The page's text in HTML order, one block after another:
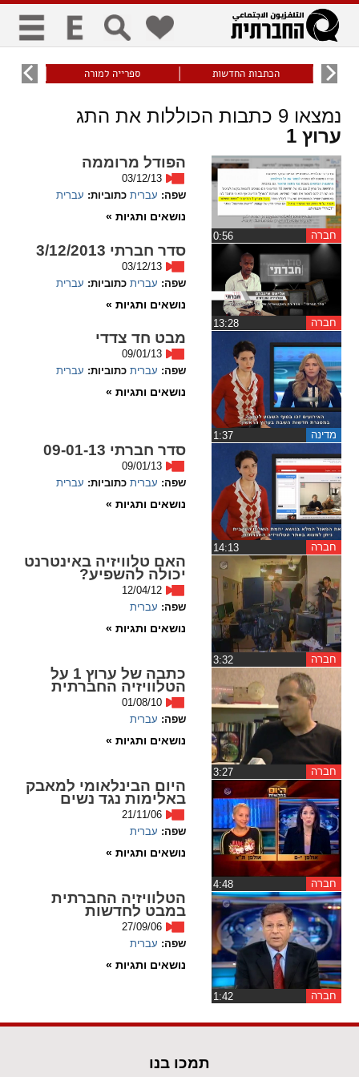
כללי
visibility_off
ביטול הבהובים
keyboard
ניווט מקלדת
title
סימון כותרות
זום
zoom_out
zoom_in
remove_circle_outline
Decrease font
add_circle_outline
Increase font
spellcheck
ניגודיות צבעים
brightness_high
ניגודיות בהירה
brightness_low
קישורים
format_underlined
קו תחתי לקישורים סימון קישורים
cached
ההגדרות
flag
השארת
משוב
הכתבות החדשות ספרייה למורה עוני
נמצאו9 כתבות הכוללות את התג
ערוץ 1
חברה
הפודל מרוממה
03/12/13
שפה: עברית כתוביות: עברית
נושאים ותגיות »
חברה
סדר חברתי 3/12/2013
03/12/13
שפה: עברית כתוביות: עברית
נושאים ותגיות »
מדינה
מבט חד צדדי
09/01/13
שפה: עברית כתוביות: עברית
נושאים ותגיות »
חברה
סדר חברתי 09-01-13
09/01/13
שפה: עברית כתוביות: עברית
נושאים ותגיות »
חברה
האם טלוויזיה באינטרנט
יכולה להשפיע?
12/04/12
שפה: עברית
נושאים ותגיות »
חברה
כתבה של ערוץ 1 על
הטלוויזיה החברתית
01/08/10
שפה: עברית
נושאים ותגיות »
חברה
היום הבינלאומי למאבק
באלימות נגד נשים
21/11/06
שפה: עברית
נושאים ותגיות »
חברה
הטלוויזיה החברתית
במבט לחדשות
27/09/06
שפה: עברית
נושאים ותגיות »
תמכו בנו